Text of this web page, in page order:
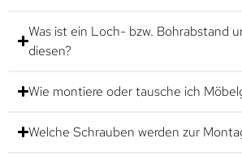
Was ist ein Loch- bzw. Bohrabstand
diesen?
Wie montiere oder tausche ich
Welche Schrauben werden zur